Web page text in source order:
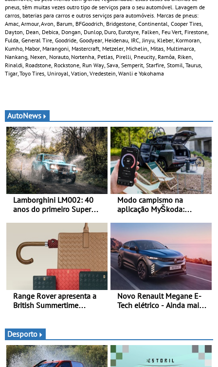
pneus, têm muitas vezes outro tipo de serviços para o seu automóvel. Lavagem de
carros, baterias para carros e outros serviços para automóveis. Marcas de pneus:
Amac, Armour, Avon, Barum, BFGoodrich, Bridgestone, Continental, Cooper Tires,
Dayton, Dean, Debica, Dongan, Dunlop, Duro, Eurotyre, Falken, Feu Vert, Firestone,
Fulda, General Tire, Goodride, Goodyear, Heidenau, IRC, Jinyu, Kleber, Kormoran,
Kumho, Mabor, Marangoni, Mastercraft, Metzeler, Michelin, Mitas, Multimarca,
Nankang, Nexen, Norauto, Nortenha, Petlas, Pirelli, Pneucity, Ramôa, Riken,
Rinaldi, Roadstone, Rockstone, Run Way, Sava, Semperit, Starfire, Stomil, Taurus,
Tigar, Toyo Tires, Uniroyal, Vation, Vredestein, Wanli e Yokohama
AutoNews
Lamborghini LM002: 40
anos do primeiro Super
a Lamborghini desvendou
o extraordinário todo-o-
terreno com motor V12 que
abriu caminho para a
família Urus
Modo campismo na
aplicação MyŠkoda:
veículos elétricos
Range Rover apresenta a
British Summertime
moderno inspirada nos
rituais e momentos
culturais da época de verão
britânica
Novo Renault Megane E-
Tech elétrico - Ainda mais
Desporto